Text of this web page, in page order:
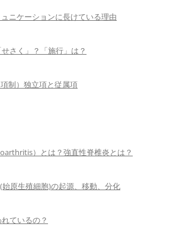
ニケーションに長けている理由
さく」？「施行」は？
制）独立項と従属項
）とは？強直性脊椎炎とは？
原生殖細胞)の起源、移動、分化
ているの？